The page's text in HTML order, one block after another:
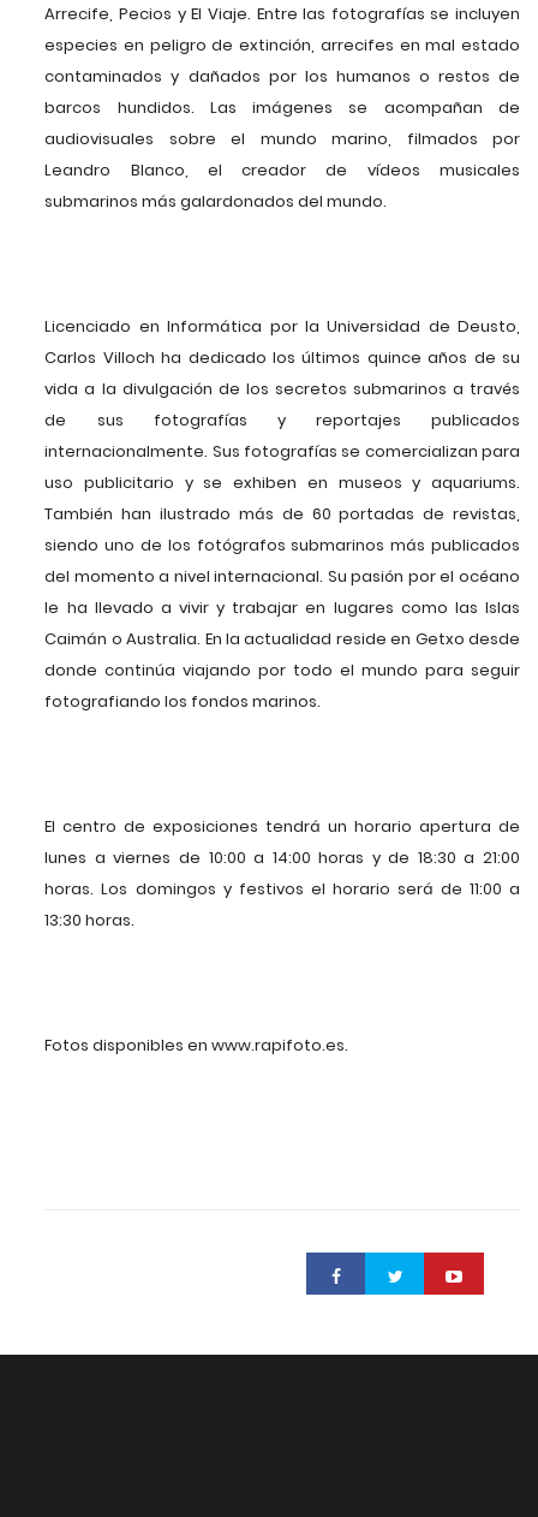
Arrecife, Pecios y El Viaje. Entre las fotografías se incluyen
especies en peligro de extinción, arrecifes en mal estado
contaminados y dañados por los humanos o restos de
barcos hundidos. Las imágenes se acompañan de
audiovisuales sobre el mundo marino, filmados por
Leandro Blanco, el creador de vídeos musicales
submarinos más galardonados del mundo.
Licenciado en Informática por la Universidad de Deusto,
Carlos Villoch ha dedicado los últimos quince años de su
vida a la divulgación de los secretos submarinos a través
de sus fotografías y reportajes publicados
internacionalmente. Sus fotografías se comercializan para
uso publicitario y se exhiben en museos y aquariums.
También han ilustrado más de 60 portadas de revistas,
siendo uno de los fotógrafos submarinos más publicados
del momento a nivel internacional. Su pasión por el océano
le ha llevado a vivir y trabajar en lugares como las Islas
Caimán o Australia. En la actualidad reside en Getxo desde
donde continúa viajando por todo el mundo para seguir
fotografiando los fondos marinos.
El centro de exposiciones tendrá un horario apertura de
lunes a viernes de 10:00 a 14:00 horas y de 18:30 a 21:00
horas. Los domingos y festivos el horario será de 11:00 a
13:30 horas.
Fotos disponibles en www.rapifoto.es.